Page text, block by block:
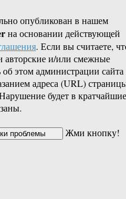
опубликован в нашем
на основании действующей
. Если вы считаете,
авторские и/или смежные
этом администрации сайта
адреса (URL)
будет в кратчайшие
Жми кнопку!